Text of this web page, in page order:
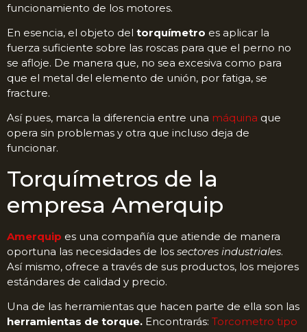
funcionamiento de los motores.
En esencia, el objeto del torquímetro es aplicar la
fuerza suficiente sobre las roscas para que el perno no
se afloje. De manera que, no sea excesiva como para
que el metal del elemento de unión, por fatiga, se
fracture.
Así pues, marca la diferencia entre una máquina que
opera sin problemas y otra que incluso deja de
funcionar.
Torquímetros de la
empresa Amerquip
Amerquip es una compañía que atiende de manera
oportuna las necesidades de los sectores industriales.
Así mismo, ofrece a través de sus productos, los mejores
estándares de calidad y precio.
Una de las herramientas que hacen parte de ella son las
herramientas de torque. Encontrarás: Torcometro tipo